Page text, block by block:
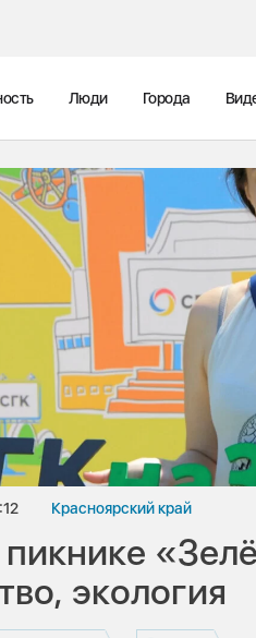
Люди Города
Красноярский край
экология